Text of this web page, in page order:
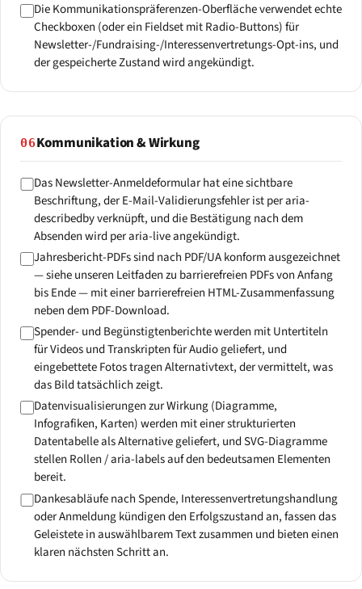
Die Kommunikationspräferenzen-Oberfläche verwendet echte
Checkboxen (oder ein Fieldset mit Radio-Buttons) für
Newsletter-/Fundraising-/Interessenvertretungs-Opt-ins, und
der gespeicherte Zustand wird angekündigt.
06Kommunikation & Wirkung
Das Newsletter-Anmeldeformular hat eine sichtbare
Beschriftung, der E-Mail-Validierungsfehler ist per aria-
describedby verknüpft, und die Bestätigung nach dem
Absenden wird per aria-live angekündigt.
Jahresbericht-PDFs sind nach PDF/UA konform ausgezeichnet
— siehe unseren Leitfaden zu barrierefreien PDFs von Anfang
bis Ende — mit einer barrierefreien HTML-Zusammenfassung
neben dem PDF-Download.
Spender- und Begünstigtenberichte werden mit Untertiteln
für Videos und Transkripten für Audio geliefert, und
eingebettete Fotos tragen Alternativtext, der vermittelt, was
das Bild tatsächlich zeigt.
Datenvisualisierungen zur Wirkung (Diagramme,
Infografiken, Karten) werden mit einer strukturierten
Datentabelle als Alternative geliefert, und SVG-Diagramme
stellen Rollen / aria-labels auf den bedeutsamen Elementen
bereit.
Dankesabläufe nach Spende, Interessenvertretungshandlung
oder Anmeldung kündigen den Erfolgszustand an, fassen das
Geleistete in auswählbarem Text zusammen und bieten einen
klaren nächsten Schritt an.